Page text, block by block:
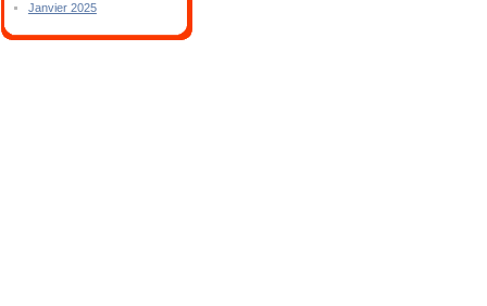
Janvier 2025